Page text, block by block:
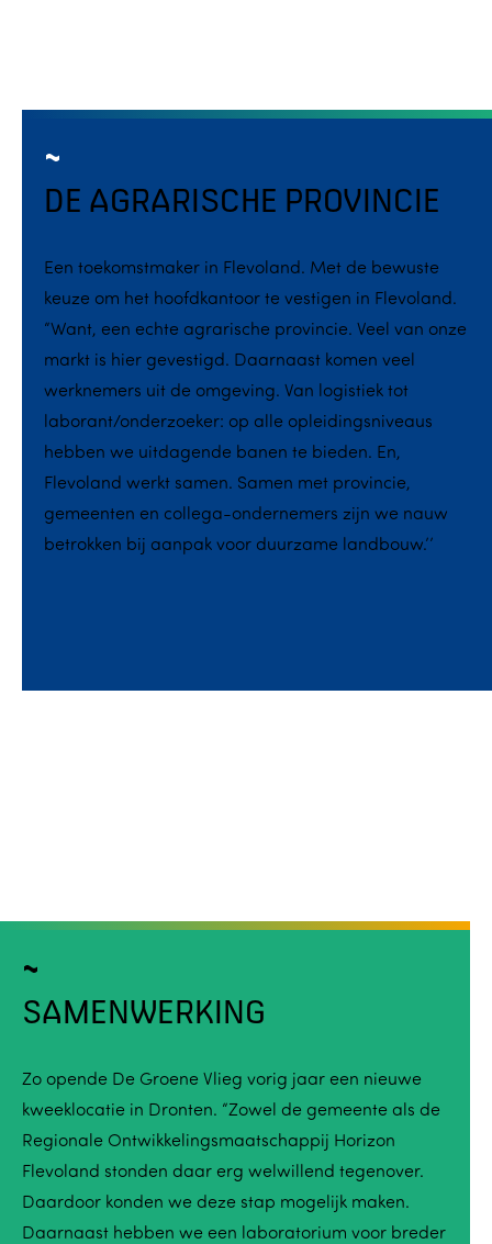
DE AGRARISCHE PROVINCIE
Een toekomstmaker in Flevoland. Met de bewuste
keuze om het hoofdkantoor te vestigen in Flevoland.
“Want, een echte agrarische provincie. Veel van onze
markt is hier gevestigd. Daarnaast komen veel
werknemers uit de omgeving. Van logistiek tot
laborant/onderzoeker: op alle opleidingsniveaus
hebben we uitdagende banen te bieden. En,
Flevoland werkt samen. Samen met provincie,
gemeenten en collega-ondernemers zijn we nauw
betrokken bij aanpak voor duurzame landbouw.’’
SAMENWERKING
Zo opende De Groene Vlieg vorig jaar een nieuwe
kweeklocatie in Dronten. “Zowel de gemeente als de
Regionale Ontwikkelingsmaatschappij Horizon
Flevoland stonden daar erg welwillend tegenover.
Daardoor konden we deze stap mogelijk maken.
Daarnaast hebben we een laboratorium voor breder